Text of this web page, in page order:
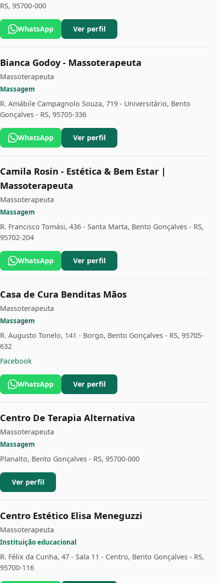
RS, 95700-000
WhatsApp Ver perfil
Bianca Godoy - Massoterapeuta
Massoterapeuta
Massagem
R. Amábile Campagnolo Souza, 719 - Universitário, Bento
Gonçalves - RS, 95705-336
WhatsApp Ver perfil
Camila Rosin - Estética & Bem Estar |
Massoterapeuta
Massoterapeuta
Massagem
R. Francisco Tomási, 436 - Santa Marta, Bento Gonçalves - RS,
95702-204
WhatsApp Ver perfil
Casa de Cura Benditas Mãos
Massoterapeuta
Massagem
R. Augusto Tonelo, 141 - Borgo, Bento Gonçalves - RS, 95705-
632
Facebook
WhatsApp Ver perfil
Centro De Terapia Alternativa
Massoterapeuta
Massagem
Planalto, Bento Gonçalves - RS, 95700-000
Ver perfil
Centro Estético Elisa Meneguzzi
Massoterapeuta
Instituição educacional
R. Félix da Cunha, 47 - Sala 11 - Centro, Bento Gonçalves - RS,
95700-116